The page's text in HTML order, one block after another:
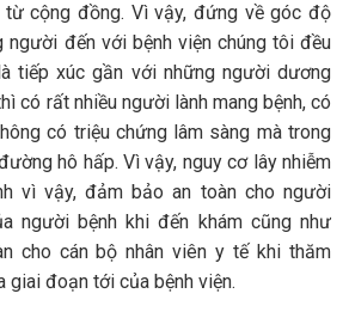
từ cộng đồng. Vì vậy, đứng về góc độ
người đến với bệnh viện chúng tôi đều
tiếp xúc gần với những người dương
có rất nhiều người lành mang bệnh, có
có triệu chứng lâm sàng mà trong
hô hấp. Vì vậy, nguy cơ lây nhiễm
vì vậy, đảm bảo an toàn cho người
người bệnh khi đến khám cũng như
cho cán bộ nhân viên y tế khi thăm
giai đoạn tới của bệnh viện.